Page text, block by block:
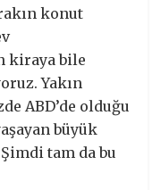
konut
kiraya bile
Yakın
ABD’de olduğu
büyük
tam da bu